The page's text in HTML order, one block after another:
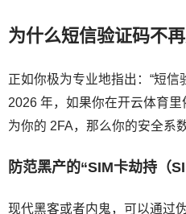
为什么短信验证码不再
正如你极为专业地指出：“短信
2026 年，如果你在开云体育
为你的 2FA，那么你的安全系
防范黑产的“SIM卡劫持（
现代黑客或者内鬼，可以通过